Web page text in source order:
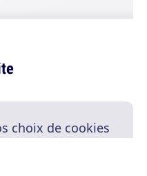
choix de cookies